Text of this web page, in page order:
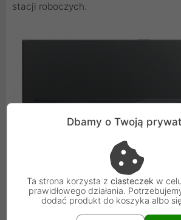
stacji roboczych.
Dbamy o Twoją
Ta strona korzysta z ciasteczek w
prawidłowego działania.
dodać produkt do koszyka albo